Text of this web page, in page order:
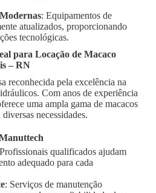
: Equipamentos de
atualizados, proporcionando
tecnológicas.
para Locação de Macaco
– RN
reconhecida pela excelência na
Com anos de experiência
uma ampla gama de macacos
necessidades.
qualificados ajudam
adequado para cada
: Serviços de manutenção